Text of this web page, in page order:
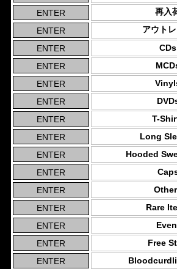
再入
アウト
CDs
T-
Long
Hooded
Rare
Free